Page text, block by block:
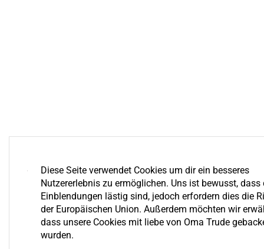
Diese Seite verwendet Cookies um dir ein besseres
Nutzererlebnis zu ermöglichen. Uns ist bewusst, dass
Einblendungen lästig sind, jedoch erfordern dies die
der Europäischen Union. Außerdem möchten wir
dass unsere Cookies mit liebe von Oma Trude
wurden.